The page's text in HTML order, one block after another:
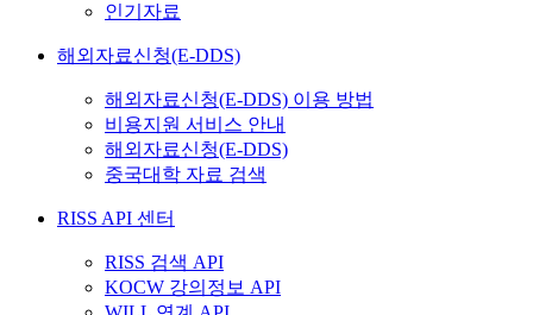
인기자료
해외자료신청(E-DDS)
해외자료신청(E-DDS) 이용 방법
비용지원 서비스 안내
해외자료신청(E-DDS)
중국대학 자료 검색
RISS API 센터
RISS 검색 API
KOCW 강의정보 API